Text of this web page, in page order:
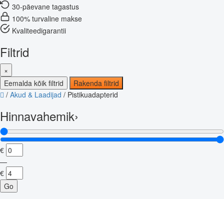
30-päevane tagastus
100% turvaline makse
Kvaliteedigarantii
Filtrid
×
Eemalda kõik filtrid
Rakenda filtrid
/ Akud & Laadijad / Pistikuadapterid
Hinnavahemik›
€
—
€
Go